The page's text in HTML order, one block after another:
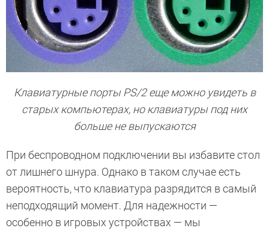
Клавиатурные порты PS/2 еще можно увидеть в
старых компьютерах, но клавиатуры под них
больше не выпускаются
При беспроводном подключении вы избавите стол
от лишнего шнура. Однако в таком случае есть
вероятность, что клавиатура разрядится в самый
неподходящий момент. Для надежности —
особенно в игровых устройствах — мы